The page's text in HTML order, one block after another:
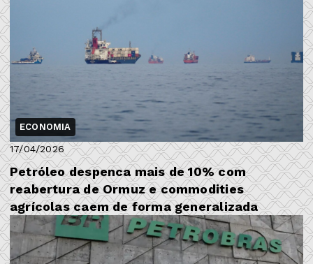
ECONOMIA
17/04/2026
Petróleo despenca mais de 10% com
reabertura de Ormuz e commodities
agrícolas caem de forma generalizada